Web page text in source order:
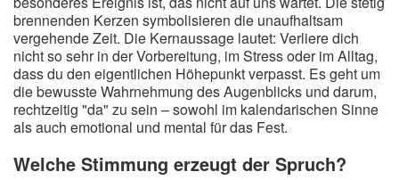
brennenden Kerzen symbolisieren die unaufhaltsam
vergehende Zeit. Die Kernaussage lautet: Verliere dich
nicht so sehr in der Vorbereitung, im Stress oder im Alltag,
dass du den eigentlichen Höhepunkt verpasst. Es geht um
die bewusste Wahrnehmung des Augenblicks und darum,
rechtzeitig "da" zu sein – sowohl im kalendarischen Sinne
als auch emotional und mental für das Fest.
Welche Stimmung erzeugt der Spruch?